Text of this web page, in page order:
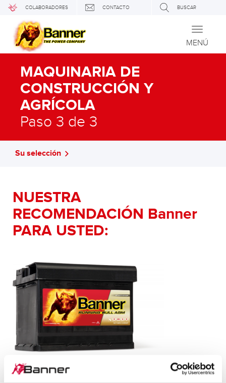
COLABORADORES CONTACTO BUSCAR
Toggle
MENÚ
MAQUINARIA DE
CONSTRUCCIÓN Y
AGRÍCOLA
Paso 3 de 3
Su selección
NUESTRA
RECOMENDACIÓN Banner
PARA USTED:
Running Bull AGM